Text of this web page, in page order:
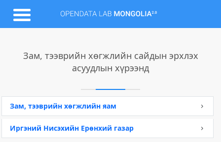
Зам, тээврийн хөгжлийн сайдын эрхлэх
асуудлын хүрээнд
Зам, тээврийн хөгжлийн яам
Иргэний Нисэхийн Ерөнхий газар